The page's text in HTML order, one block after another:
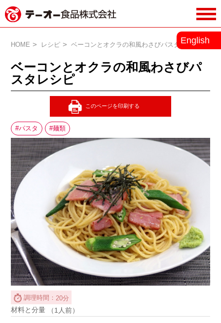
ー食品株式会社
English
HOME レシピ ベーコンとオクラの和風わさびパスタレシピ
ベーコンとオクラの和風わさびパ
スタレシピ
パスタ 麺類
調理時間： 20分
材料と分量 （1人前）